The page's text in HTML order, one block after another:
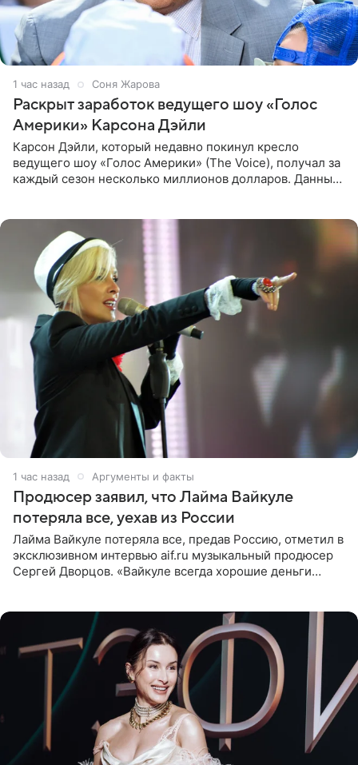
1 час назад Соня Жарова
Раскрыт заработок ведущего шоу «Голос
Америки» Карсона Дэйли
Карсон Дэйли, который недавно покинул кресло
ведущего шоу «Голос Америки» (The Voice), получал за
каждый сезон несколько миллионов долларов. Данные
2 часа назад Аргументы и факты
Продюсер заявил, что Лайма Вайкуле
потеряла все, уехав из России
Лайма Вайкуле потеряла все, предав Россию, отметил в
эксклюзивном интервью aif.ru музыкальный продюсер
Сергей Дворцов. «Вайкуле всегда хорошие деньги